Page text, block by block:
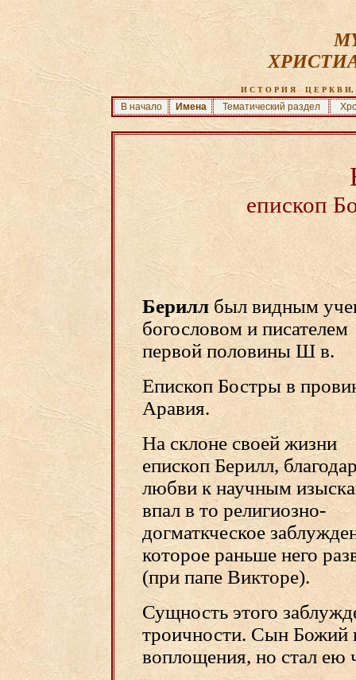
И С Т О Р И Я    Ц Е Р К В
В начало Имена Тематический раздел
епископ
Берилл был видным
богословом и писателем
первой половины Ш в.
Епископ Бостры в
Аравия.
На склоне своей жизни
епископ Берилл,
любви к научным
впал в то религиозно-
догматкческое
которое раньше него
(при папе Викторе).
Сущность этого
троичности. Сын Божий
воплощения, но стал ею